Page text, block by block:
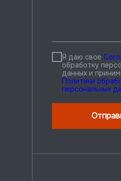
Я даю свое
обработку
данных и
Политики
персональных